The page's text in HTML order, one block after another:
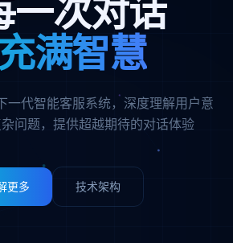
一次对话
满智慧
一代智能客服系统，深度理解用户意
问题， 提供超越期待的对话体验
更多 技术架构